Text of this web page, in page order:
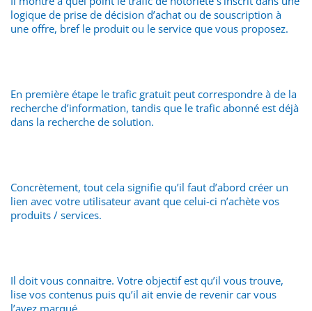
logique de prise de décision d’achat ou de souscription à
une offre, bref le produit ou le service que vous proposez.
En première étape le trafic gratuit peut correspondre à de la
recherche d’information, tandis que le trafic abonné est déjà
dans la recherche de solution.
Concrètement, tout cela signifie qu’il faut d’abord créer un
lien avec votre utilisateur avant que celui-ci n’achète vos
produits / services.
Il doit vous connaitre. Votre objectif est qu’il vous trouve,
lise vos contenus puis qu’il ait envie de revenir car vous